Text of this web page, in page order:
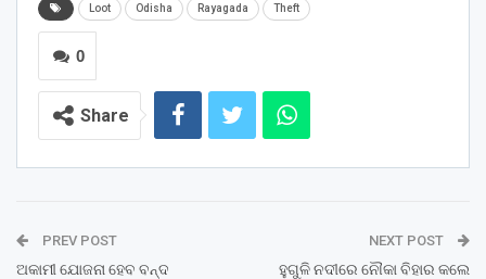
Loot Odisha Rayagada Theft
0
Share
PREV POST
ଅକାମୀ ଯୋଜନା ହେବ ବନ୍ଦ
NEXT POST
ହୁଗୁଳି ନଦୀରେ ନୌକା ବିହାର କଲେ